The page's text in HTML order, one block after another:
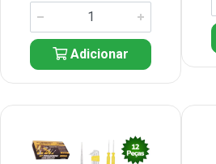
Adicionar